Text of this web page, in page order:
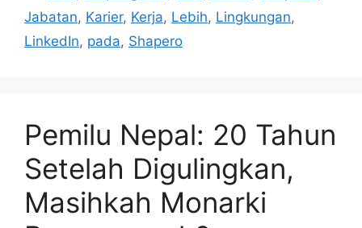
LinkedIn ,pada, Shapero
Setelah Digulingkan,
Masihkah Monarki
Berpengaruh?